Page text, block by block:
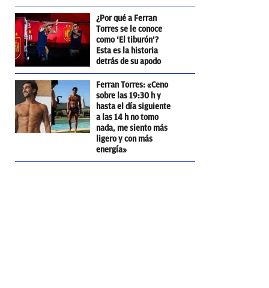
¿Por qué a Ferran
Torres se le conoce
como ‘El tiburón’?
Esta es la historia
detrás de su apodo
Ferran Torres: «Ceno
sobre las 19:30 h y
hasta el día siguiente
a las 14 h no tomo
nada, me siento más
ligero y con más
energía»